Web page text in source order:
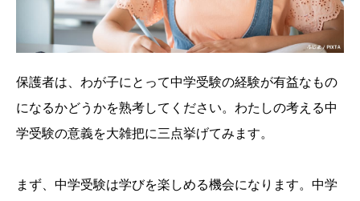
保護者は、わが子にとって中学受験の経験が有益なもの
になるかどうかを熟考してください。わたしの考える中
学受験の意義を大雑把に三点挙げてみます。
まず、中学受験は学びを楽しめる機会になります。中学